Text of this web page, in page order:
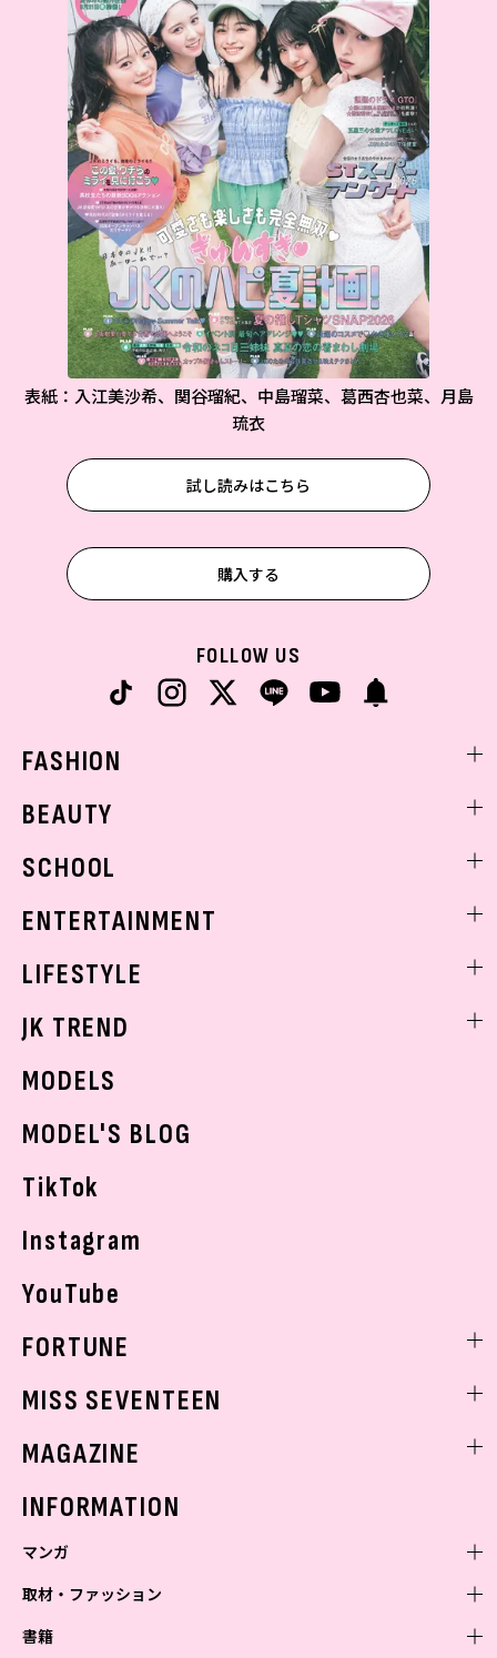
表紙：入江美沙希、関谷瑠紀、中島瑠菜、葛西杏也菜、月島
琉衣
試し読みはこちら
購入する
FOLLOW US
FASHION
着回し
BEAUTY
ベストコスメ
ボディケア
SCHOOL
学校ヘアメイク
ENTERTAINMENT
K-POP
LIFESTYLE
モデルの購入品
JK TREND
MODELS
MODEL'S BLOG
TikTok
Instagram
YouTube
FORTUNE
MISS SEVENTEEN
MAGAZINE
INFORMATION
マンガ
少年マンガ
青年マンガ
取材・ファッション
ファッション・美容
書籍